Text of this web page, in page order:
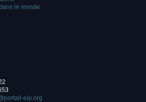
le monde
eip.org